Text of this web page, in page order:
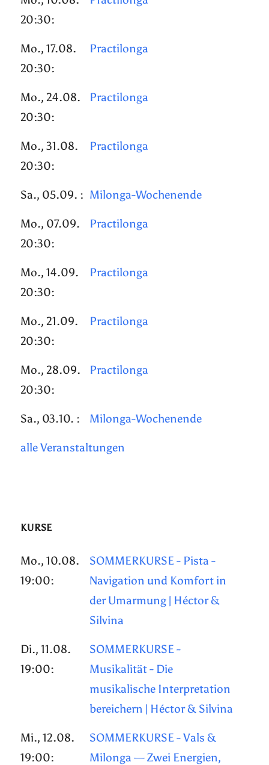
20:30:
Mo., 17.08.
20:30:
Practilonga
Mo., 24.08.
20:30:
Practilonga
Mo., 31.08.
20:30:
Practilonga
Sa., 05.09. : Milonga-Wochenende
Mo., 07.09.
20:30:
Practilonga
Mo., 14.09.
20:30:
Practilonga
Mo., 21.09.
20:30:
Practilonga
Mo., 28.09.
20:30:
Practilonga
Sa., 03.10. : Milonga-Wochenende
alle Veranstaltungen
KURSE
Mo., 10.08.
19:00:
SOMMERKURSE - Pista -
Navigation und Komfort in
der Umarmung | Héctor &
Silvina
Di., 11.08.
19:00:
SOMMERKURSE -
Musikalität - Die
musikalische Interpretation
bereichern | Héctor & Silvina
Mi., 12.08.
19:00:
SOMMERKURSE - Vals &
Milonga — Zwei Energien,